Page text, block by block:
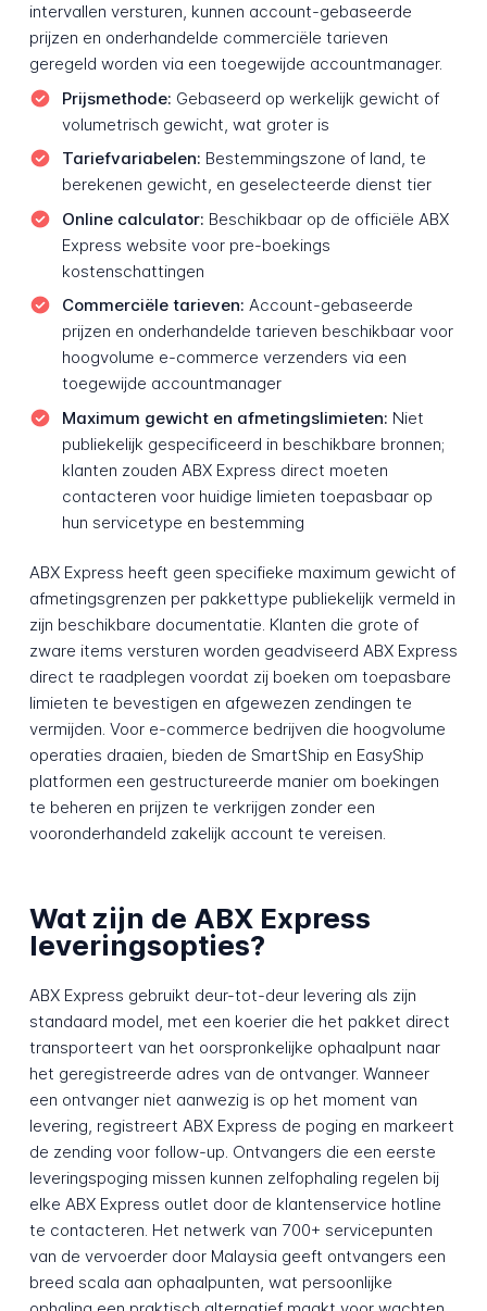
intervallen versturen, kunnen account-gebaseerde
prijzen en onderhandelde commerciële tarieven
geregeld worden via een toegewijde accountmanager.
Prijsmethode: Gebaseerd op werkelijk gewicht of
volumetrisch gewicht, wat groter is
Tariefvariabelen: Bestemmingszone of land, te
berekenen gewicht, en geselecteerde dienst tier
Online calculator: Beschikbaar op de officiële ABX
Express website voor pre-boekings
kostenschattingen
Commerciële tarieven: Account-gebaseerde
prijzen en onderhandelde tarieven beschikbaar voor
hoogvolume e-commerce verzenders via een
toegewijde accountmanager
Maximum gewicht en afmetingslimieten: Niet
publiekelijk gespecificeerd in beschikbare bronnen;
klanten zouden ABX Express direct moeten
contacteren voor huidige limieten toepasbaar op
hun servicetype en bestemming
ABX Express heeft geen specifieke maximum gewicht of
afmetingsgrenzen per pakkettype publiekelijk vermeld in
zijn beschikbare documentatie. Klanten die grote of
zware items versturen worden geadviseerd ABX Express
direct te raadplegen voordat zij boeken om toepasbare
limieten te bevestigen en afgewezen zendingen te
vermijden. Voor e-commerce bedrijven die hoogvolume
operaties draaien, bieden de SmartShip en EasyShip
platformen een gestructureerde manier om boekingen
te beheren en prijzen te verkrijgen zonder een
vooronderhandeld zakelijk account te vereisen.
Wat zijn de ABX Express
leveringsopties?
ABX Express gebruikt deur-tot-deur levering als zijn
standaard model, met een koerier die het pakket direct
transporteert van het oorspronkelijke ophaalpunt naar
het geregistreerde adres van de ontvanger. Wanneer
een ontvanger niet aanwezig is op het moment van
levering, registreert ABX Express de poging en markeert
de zending voor follow-up. Ontvangers die een eerste
leveringspoging missen kunnen zelfophaling regelen bij
elke ABX Express outlet door de klantenservice hotline
te contacteren. Het netwerk van 700+ servicepunten
van de vervoerder door Malaysia geeft ontvangers een
breed scala aan ophaalpunten, wat persoonlijke